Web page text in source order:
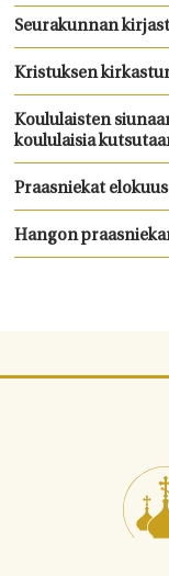
Seurakunnan
Kristuksen
Koululaisten
koululaisia
Praasniekat
Hangon